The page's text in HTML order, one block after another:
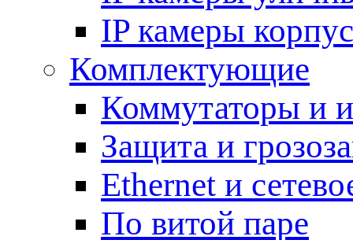
IP камеры
Комплектующие
Коммутаторы и
Защита и
Ethernet и
По витой паре